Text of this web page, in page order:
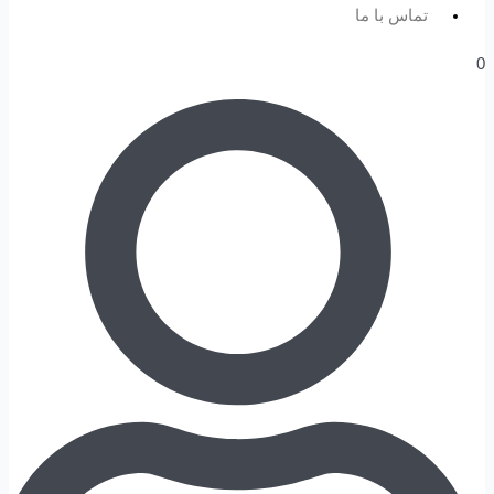
تماس با ما